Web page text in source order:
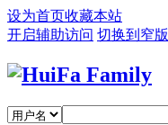
设为首页收藏本站
开启辅助访问 切换到窄版